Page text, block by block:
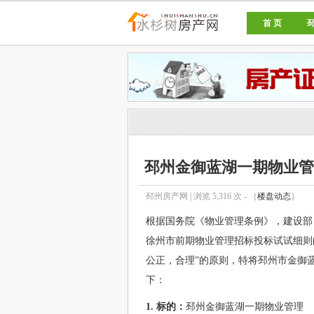
首 页
邳州金御蓝湖一期物业
邳州房产网 | 浏览 5,316 次 - ｛楼盘动态｝
根据国务院《物业管理条例》，建设
徐州市前期物业管理招标投标试试细
公正，合理”的原则，特将邳州市金御
下：
1. 标的： 邳州金御蓝湖一期物业管理